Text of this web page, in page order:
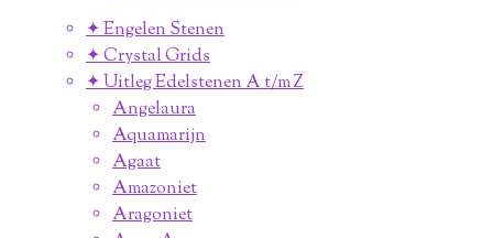
✦ Engelen Stenen
✦ Crystal Grids
✦ Uitleg Edelstenen A t/m Z
Angelaura
Aquamarijn
Agaat
Amazoniet
Aragoniet